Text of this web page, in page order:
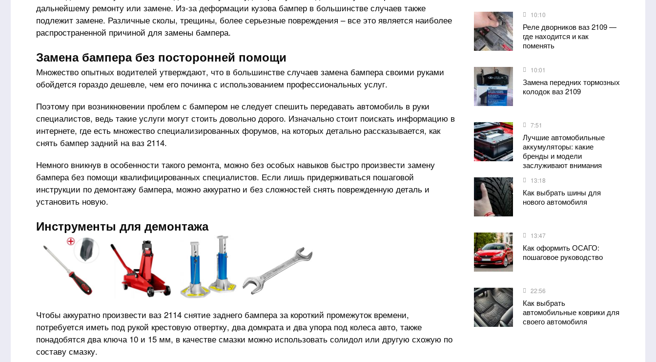
дальнейшему ремонту или замене. Из-за деформации кузова бампер в большинстве случаев также
подлежит замене. Различные сколы, трещины, более серьезные повреждения – все это является наиболее
распространенной причиной для замены бампера.
Замена бампера без посторонней помощи
Множество опытных водителей утверждают, что в большинстве случаев замена бампера своими руками
обойдется гораздо дешевле, чем его починка с использованием профессиональных услуг.
Поэтому при возникновении проблем с бампером не следует спешить передавать автомобиль в руки
специалистов, ведь такие услуги могут стоить довольно дорого. Изначально стоит поискать информацию в
интернете, где есть множество специализированных форумов, на которых детально рассказывается, как
снять бампер задний на ваз 2114.
Немного вникнув в особенности такого ремонта, можно без особых навыков быстро произвести замену
бампера без помощи квалифицированных специалистов. Если лишь придерживаться пошаговой
инструкции по демонтажу бампера, можно аккуратно и без сложностей снять поврежденную деталь и
установить новую.
Инструменты для демонтажа
Чтобы аккуратно произвести ваз 2114 снятие заднего бампера за короткий промежуток времени,
потребуется иметь под рукой крестовую отвертку, два домкрата и два упора под колеса авто, также
понадобятся два ключа 10 и 15 мм, в качестве смазки можно использовать солидол или другую схожую по
составу смазку.
10:10
Реле дворников ваз 2109 —
где находится и как
поменять
10:01
Замена передних тормозных
колодок ваз 2109
7:51
Лучшие автомобильные
аккумуляторы: какие
бренды и модели
заслуживают внимания
13:18
Как выбрать шины для
нового автомобиля
13:47
Как оформить ОСАГО:
пошаговое руководство
22:56
Как выбрать
автомобильные коврики для
своего автомобиля